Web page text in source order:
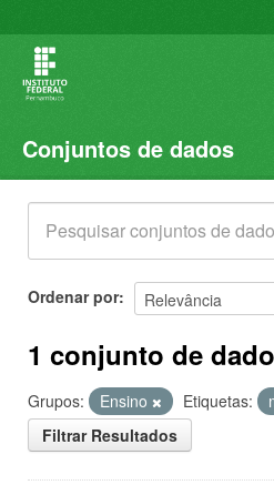
Conjuntos de dados
Organizações
Grupos
Sobre
Conjuntos de dados
Ordenar por
1 conjunto de
Grupos: Ensino Etiquetas:
Filtrar Resultados